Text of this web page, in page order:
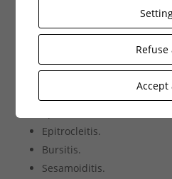
Tendinitis en la inserció
Síndrome piriforme.
Calcificacions en el tendó.
Epitrocleitis.
Bursitis.
Sesamoiditis.
Refuse
Accept